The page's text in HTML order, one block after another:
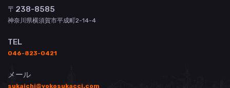
〒238-8585
神奈川県横須賀市平成町2-14-4
TEL
046-823-0421
メール
sukaichi@yokosukacci.com